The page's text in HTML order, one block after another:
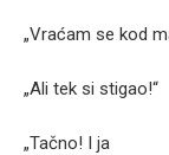
„Vraćam se kod
„Ali tek si stigao!“
„Tačno! I ja